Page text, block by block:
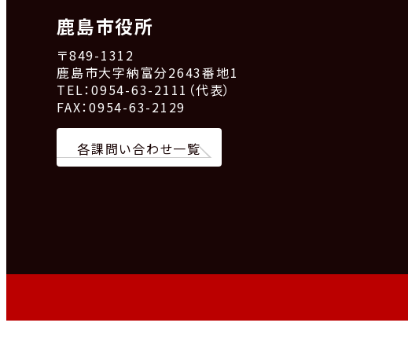
鹿島市役所
〒849-1312
鹿島市大字納富分2643番地1
TEL：0954-63-2111（代表）
FAX：0954-63-2129
各課問い合わせ一覧